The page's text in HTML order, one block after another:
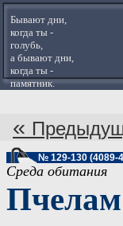
Бывают дни,
когда ты -
голубь,
а бывают дни,
когда ты -
памятник.
«
№ 129-130 (4089-
Среда обитания
Пчелам